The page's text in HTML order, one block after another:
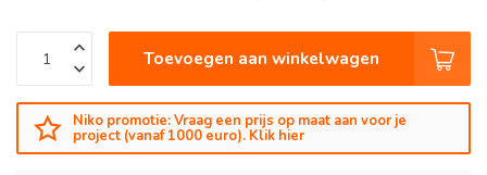
Toevoegen aan winkelwagen
Niko promotie: Vraag een prijs op maat aan voor je
project (vanaf 1000 euro). Klik hier